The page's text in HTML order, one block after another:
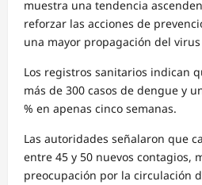
muestra una tendencia
reforzar las acciones de
una mayor propagación del
Los registros sanitarios indican
más de 300 casos de dengue y
% en apenas cinco semanas.
Las autoridades señalaron que
entre 45 y 50 nuevos contagios,
preocupación por la circulación